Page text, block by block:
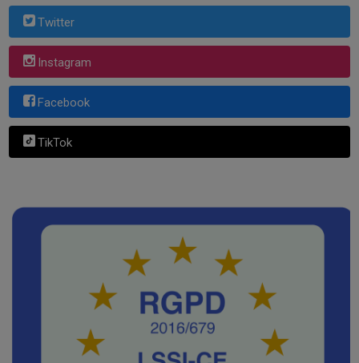
Twitter
Instagram
Facebook
TikTok